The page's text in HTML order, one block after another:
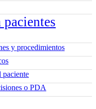
y procedimientos
paciente
o PDA